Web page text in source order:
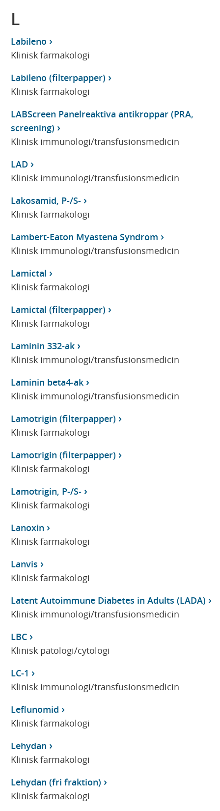
L
Labileno
Klinisk farmakologi
Labileno (filterpapper)
Klinisk farmakologi
LABScreen Panelreaktiva antikroppar (PRA,
screening)
Klinisk immunologi/transfusionsmedicin
LAD
Klinisk immunologi/transfusionsmedicin
Lakosamid, P-/S-
Klinisk farmakologi
Lambert-Eaton Myastena Syndrom
Klinisk immunologi/transfusionsmedicin
Lamictal
Klinisk farmakologi
Lamictal (filterpapper)
Klinisk farmakologi
Laminin 332-ak
Klinisk immunologi/transfusionsmedicin
Laminin beta4-ak
Klinisk immunologi/transfusionsmedicin
Lamotrigin (filterpapper)
Klinisk farmakologi
Lamotrigin (filterpapper)
Klinisk farmakologi
Lamotrigin, P-/S-
Klinisk farmakologi
Lanoxin
Klinisk farmakologi
Lanvis
Klinisk farmakologi
Latent Autoimmune Diabetes in Adults (LADA)
Klinisk immunologi/transfusionsmedicin
LBC
Klinisk patologi/cytologi
LC-1
Klinisk immunologi/transfusionsmedicin
Leflunomid
Klinisk farmakologi
Lehydan
Klinisk farmakologi
Lehydan (fri fraktion)
Klinisk farmakologi